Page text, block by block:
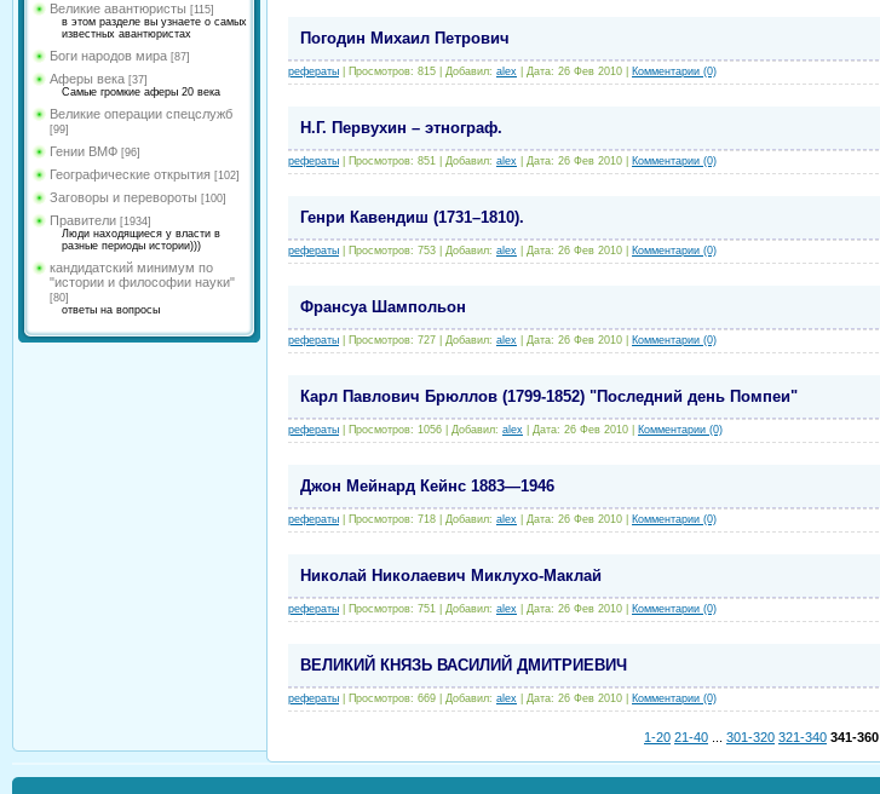
Великие авантюристы [115]
в этом разделе вы узнаете о самых
известных авантюристах
Боги народов мира [87]
Аферы века [37]
Самые громкие аферы 20 века
Великие операции спецслужб
[99]
Гении ВМФ [96]
Географические открытия [102]
Заговоры и перевороты [100]
Правители [1934]
Люди находящиеся у власти в
разные периоды истории)))
кандидатский минимум по
"истории и философии науки"
[80]
ответы на вопросы
Погодин Михаил Петрович
рефераты Просмотров: 815 Добавил: alex Дата: 26 Фев 2010 Комментарии (0)
Н.Г. Первухин – этнограф.
рефераты Просмотров: 851 Добавил: alex Дата: 26 Фев 2010 Комментарии (0)
Генри Кавендиш (1731–1810).
рефераты Просмотров: 753 Добавил: alex Дата: 26 Фев 2010 Комментарии (0)
Франсуа Шампольон
рефераты Просмотров: 727 Добавил: alex Дата: 26 Фев 2010 Комментарии (0)
Карл Павлович Брюллов (1799-1852) "Последний день Помпеи"
рефераты Просмотров: 1056 Добавил: alex Дата: 26 Фев 2010 Комментарии (0)
Джон Мейнард Кейнс 1883—1946
рефераты Просмотров: 718 Добавил: alex Дата: 26 Фев 2010 Комментарии (0)
Николай Николаевич Миклухо-Маклай
рефераты Просмотров: 751 Добавил: alex Дата: 26 Фев 2010 Комментарии (0)
ВЕЛИКИЙ КНЯЗЬ ВАСИЛИЙ ДМИТРИЕВИЧ
рефераты Просмотров: 669 Добавил: alex Дата: 26 Фев 2010 Комментарии (0)
1-20 21-40 301-320 321-340 341-360